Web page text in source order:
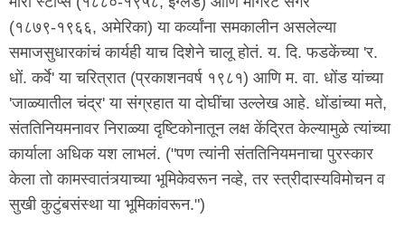
(१८७९-१९६६, अमेरिका) या कर्व्यांना समकालीन असलेल्या
समाजसुधारकांचं कार्यही याच दिशेने चालू होतं. य. दि. फडकेंच्या 'र.
धों. कर्वे' या चरित्रात (प्रकाशनवर्ष १९८१) आणि म. वा. धोंड यांच्या
'जाळ्यातील चंद्र' या संग्रहात या दोघींचा उल्लेख आहे. धोंडांच्या मते,
संततिनियमनावर निराळ्या दृष्टिकोनातून लक्ष केंद्रित केल्यामुळे त्यांच्या
कार्याला अधिक यश लाभलं. ("पण त्यांनी संततिनियमनाचा पुरस्कार
केला तो कामस्वातंत्र्याच्या भूमिकेवरून नव्हे, तर स्त्रीदास्यविमोचन व
सुखी कुटुंबसंस्था या भूमिकांवरून.")